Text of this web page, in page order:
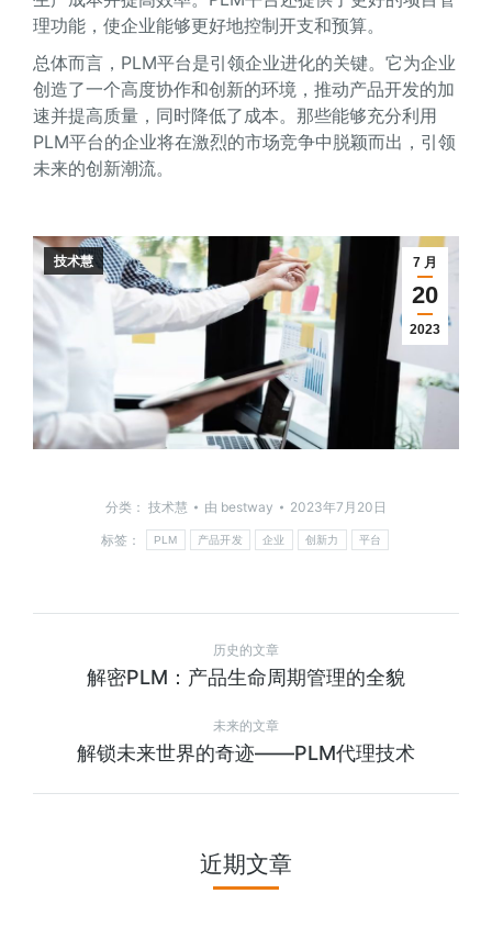
理功能，使企业能够更好地控制开支和预算。
总体而言，PLM平台是引领企业进化的关键。它为企业
创造了一个高度协作和创新的环境，推动产品开发的加
速并提高质量，同时降低了成本。那些能够充分利用
PLM平台的企业将在激烈的市场竞争中脱颖而出，引领
未来的创新潮流。
7 月
20
2023
技术慧
分类： 技术慧 由 bestway
2023年7月20日
标签：
PLM 产品开发 企业 创新力 平台
历史的文章
解密PLM：产品生命周期管理的全貌
未来的文章
解锁未来世界的奇迹——PLM代理技术
近期文章